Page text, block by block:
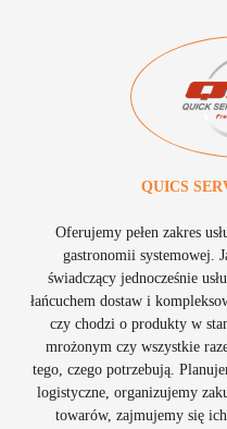
QUICS
Oferujemy pełen zakres
gastronomii systemowej.
świadczący jednocześnie
łańcuchem dostaw i
czy chodzi o produkty w
mrożonym czy wszystkie
tego, czego potrzebują.
logistyczne, organizujemy
towarów, zajmujemy się